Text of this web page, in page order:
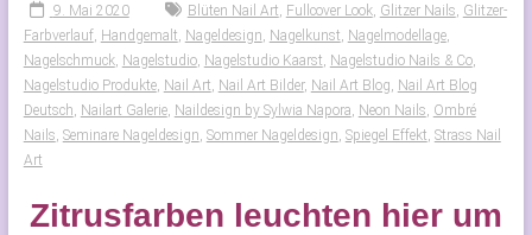
9. Mai 2020 Blüten Nail Art, Fullcover Look, Glitzer Nails, Glitzer-
Farbverlauf, Handgemalt, Nageldesign, Nagelkunst, Nagelmodellage,
Nagelschmuck, Nagelstudio, Nagelstudio Kaarst, Nagelstudio Nails & Co,
Nagelstudio Produkte, Nail Art, Nail Art Bilder, Nail Art Blog, Nail Art Blog
Deutsch, Nailart Galerie, Naildesign by Sylwia Napora, Neon Nails, Ombré
Nails, Seminare Nageldesign, Sommer Nageldesign, Spiegel Effekt, Strass Nail
Art
Zitrusfarben leuchten hier um